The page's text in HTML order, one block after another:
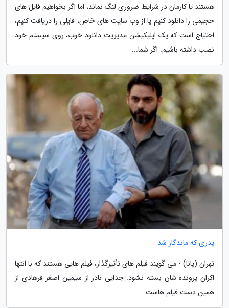
هستند تا کارمان در شرایط ضروری لنگ نماند، اما اگر بخواهیم فایل های
حجیمی را دانلود کنیم یا از وب سایت های خاص، فایلی را دریافت کنیم،
احتیاج است که یک اپلیکیشن مدیریت دانلود خوب، روی سیستم خود
نصب داشته باشیم. اگر شما...
پدری که ماندگار شد
تهران (پانا) - می گویند فیلم های تأثیرگذار، فیلم هایی هستند که با انتها
اکران پرونده شان بسته نشود. جدایی نادر از سیمین اصغر فرهادی از
همین دست فیلم هاست.